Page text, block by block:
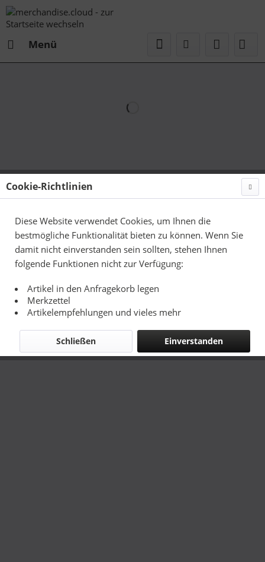
Menü
Cookie-Richtlinien
Diese Website verwendet Cookies, um Ihnen die
bestmögliche Funktionalität bieten zu können. Wenn Sie
damit nicht einverstanden sein sollten, stehen Ihnen
folgende Funktionen nicht zur Verfügung:
Artikel in den Anfragekorb legen
Merkzettel
Artikelempfehlungen und vieles mehr
Einverstanden
Schließen